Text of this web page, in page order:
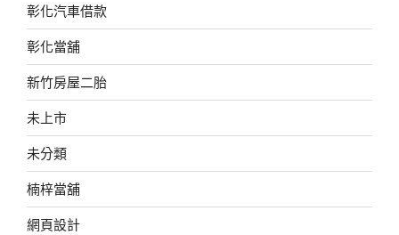
彰化汽車借款
彰化當舖
新竹房屋二胎
未上市
未分類
楠梓當舖
網頁設計